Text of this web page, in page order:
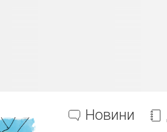
Новини